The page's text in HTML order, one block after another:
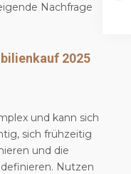
Nachfrage
2025
und kann sich
sich frühzeitig
und die
Nutzen